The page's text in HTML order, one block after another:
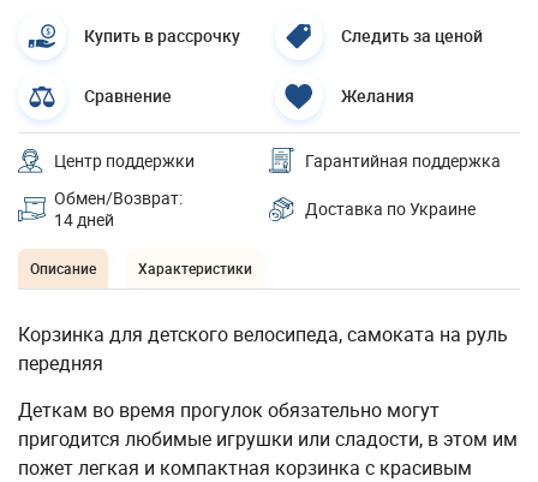
Купить в рассрочку Следить за ценой
Сравнение Желания
Центр поддержки
Гарантийная поддержка
Обмен/Возврат:
14 дней
Доставка по Украине
Описание Характеристики
Корзинка для детского велосипеда, самоката на руль
передняя
Деткам во время прогулок обязательно могут
пригодится любимые игрушки или сладости, в этом им
пожет легкая и компактная корзинка с красивым